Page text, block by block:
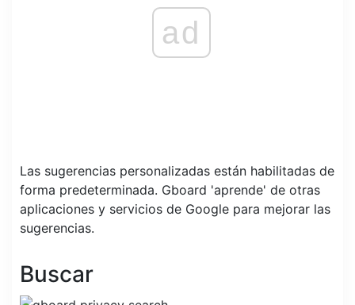
ad
Las sugerencias personalizadas están habilitadas de
forma predeterminada. Gboard 'aprende' de otras
aplicaciones y servicios de Google para mejorar las
sugerencias.
Buscar